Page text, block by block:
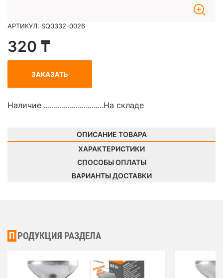
АРТИКУЛ: SQ0332-0026
320 ₸
ЗАКАЗАТЬ
Наличие ..............................На складе
ОПИСАНИЕ ТОВАРА
ХАРАКТЕРИСТИКИ
СПОСОБЫ ОПЛАТЫ
ВАРИАНТЫ ДОСТАВКИ
ПРОДУКЦИЯ РАЗДЕЛА